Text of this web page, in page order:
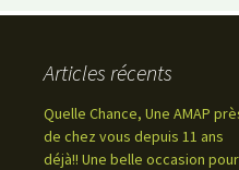
Articles récents
Quelle Chance, Une AMAP
de chez vous depuis 11 ans
déjà!! Une belle occasion pour